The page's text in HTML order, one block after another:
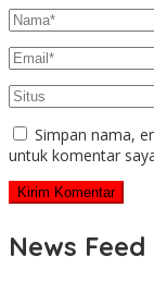
Simpan nama,
untuk komentar
News Feed